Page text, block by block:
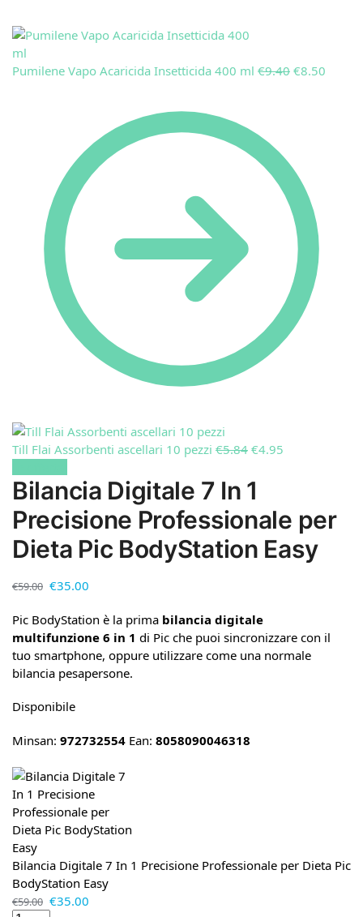
Pumilene Vapo Acaricida Insetticida 400 ml €9.40 €8.50
Till Flai Assorbenti ascellari 10 pezzi €5.84 €4.95
Bilancia Digitale 7 In 1
Precisione Professionale per
Dieta Pic BodyStation Easy
€59.00 €35.00
Pic BodyStation è la prima bilancia digitale
multifunzione 6 in 1 di Pic che puoi sincronizzare con il
tuo smartphone, oppure utilizzare come una normale
bilancia pesapersone.
Disponibile
Minsan: 972732554 Ean: 8058090046318
Bilancia Digitale 7 In 1 Precisione Professionale per Dieta Pic
BodyStation Easy
€59.00 €35.00